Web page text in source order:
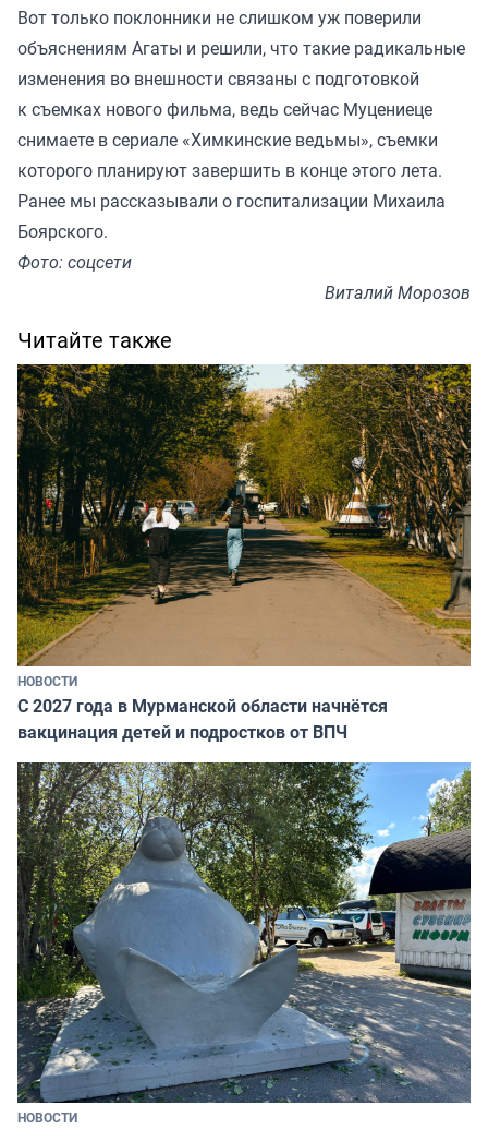
Вот только поклонники не слишком уж поверили
объяснениям Агаты и решили, что такие радикальные
изменения во внешности связаны с подготовкой
к съемках нового фильма, ведь сейчас Муцениеце
снимаете в сериале «Химкинские ведьмы», съемки
которого планируют завершить в конце этого лета.
Ранее мы рассказывали о госпитализации Михаила
Боярского.
Фото: соцсети
Виталий Морозов
Читайте также
НОВОСТИ
С 2027 года в Мурманской области начнётся
вакцинация детей и подростков от ВПЧ
НОВОСТИ